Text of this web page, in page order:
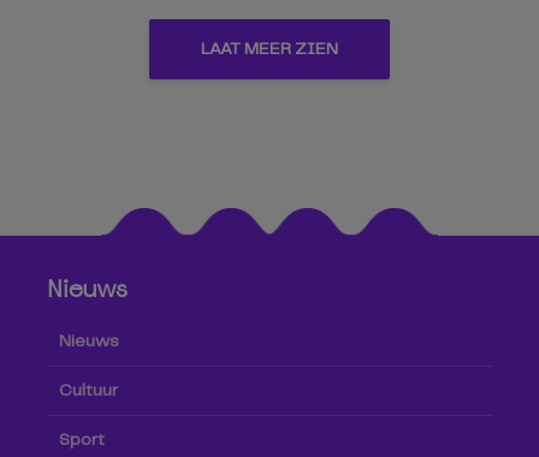
LAAT MEER ZIEN
Nieuws
Nieuws
Cultuur
Sport